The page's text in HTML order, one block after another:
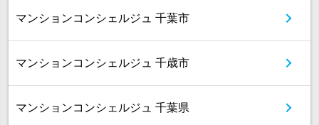
マンションコンシェルジュ 千葉市
マンションコンシェルジュ 千歳市
マンションコンシェルジュ 千葉県